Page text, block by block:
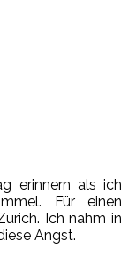
erinnern als ich
Für einen
Ich nahm in
Angst.